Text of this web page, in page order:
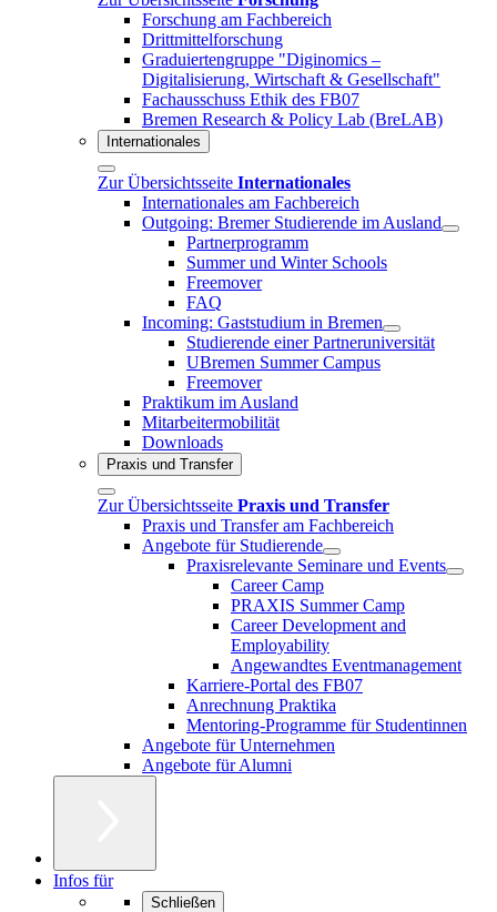
Forschung am Fachbereich
Drittmittelforschung
Graduiertengruppe "Diginomics –
Digitalisierung, Wirtschaft & Gesellschaft"
Fachausschuss Ethik des FB07
Bremen Research & Policy Lab (BreLAB)
Internationales
Zur Übersichtsseite Internationales
Internationales am Fachbereich
Outgoing: Bremer Studierende im Ausland
Partnerprogramm
Summer und Winter Schools
Freemover
FAQ
Incoming: Gaststudium in Bremen
Studierende einer Partneruniversität
UBremen Summer Campus
Freemover
Praktikum im Ausland
Mitarbeitermobilität
Downloads
Praxis und Transfer
Zur Übersichtsseite Praxis und Transfer
Praxis und Transfer am Fachbereich
Angebote für Studierende
Praxisrelevante Seminare und Events
Career Camp
PRAXIS Summer Camp
Career Development and
Employability
Angewandtes Eventmanagement
Karriere-Portal des FB07
Anrechnung Praktika
Mentoring-Programme für Studentinnen
Angebote für Unternehmen
Angebote für Alumni
Infos für
Schließen